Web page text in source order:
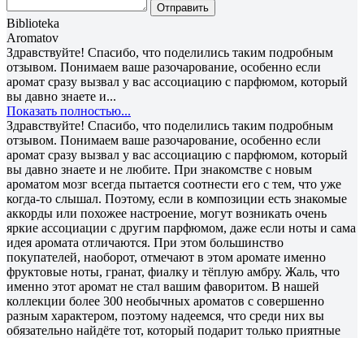
Отправить
Biblioteka
Aromatov
Здравствуйте! Спасибо, что поделились таким подробным
отзывом. Понимаем ваше разочарование, особенно если
аромат сразу вызвал у вас ассоциацию с парфюмом, который
вы давно знаете и...
Показать полностью...
Здравствуйте! Спасибо, что поделились таким подробным
отзывом. Понимаем ваше разочарование, особенно если
аромат сразу вызвал у вас ассоциацию с парфюмом, который
вы давно знаете и не любите. При знакомстве с новым
ароматом мозг всегда пытается соотнести его с тем, что уже
когда-то слышал. Поэтому, если в композиции есть знакомые
аккорды или похожее настроение, могут возникать очень
яркие ассоциации с другим парфюмом, даже если ноты и сама
идея аромата отличаются. При этом большинство
покупателей, наоборот, отмечают в этом аромате именно
фруктовые ноты, гранат, фиалку и тёплую амбру. Жаль, что
именно этот аромат не стал вашим фаворитом. В нашей
коллекции более 300 необычных ароматов с совершенно
разным характером, поэтому надеемся, что среди них вы
обязательно найдёте тот, который подарит только приятные